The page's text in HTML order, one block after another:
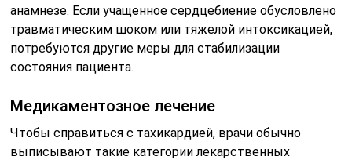
анамнезе. Если учащенное сердцебиение обусловлено
травматическим шоком или тяжелой интоксикацией,
потребуются другие меры для стабилизации
состояния пациента.
Медикаментозное лечение
Чтобы справиться с тахикардией, врачи обычно
выписывают такие категории лекарственных